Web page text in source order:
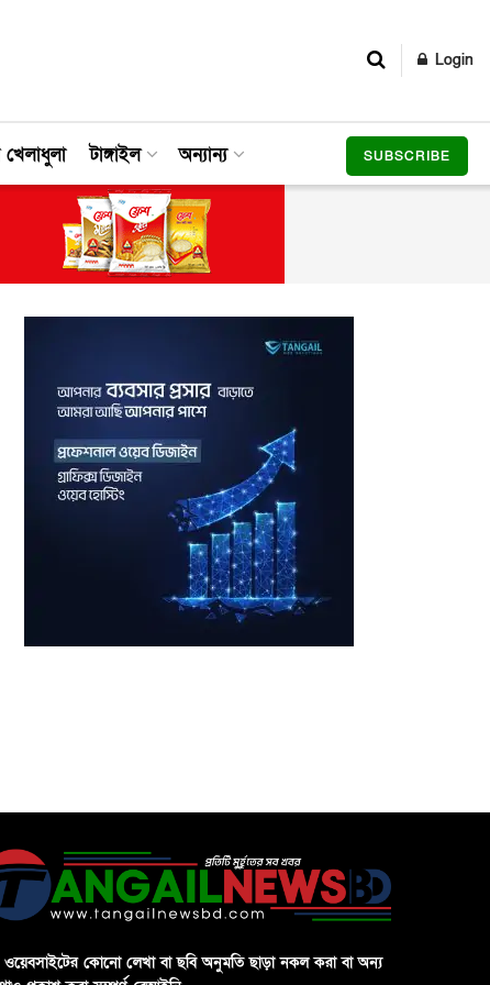
Login
খেলাধুলা টাঙ্গাইল অন্যান্য SUBSCRIBE
কোনো লেখা বা ছবি অনুমতি ছাড়া নকল করা বা অন্য